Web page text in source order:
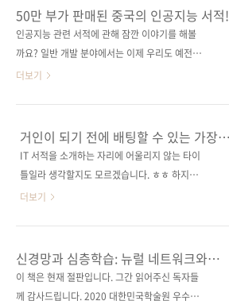
30,000원ISBN 979-11-88621-98-9(93000)
키워드 머신러닝 / 딥러닝 / 인공지능 / 신경망 /
베이지안 ..
스] [알라딘] [영풍문고] [예스이십사] [인터파
크] [쿠팡] 전자책 구매 사이트(가나다순)[교보문
고] [구글북스] [리디북스] [알라딘] [예스이십
Bleeding Edge Press원서명 Deep Learning
In The Browser(원서 ISBN:
이 사사키, 크리스토프 코너, 레이이치로 나카노
역자명 이수진출판일 2020년 2월 20일페이지
244쪽시리즈 I♥A.I. 23(아이러브..
50만 부가 판매된 중국의 인공지능 서적!
인공지능 관련 서적에 관해 잠깐 이야기를 해볼
까요? 일반 개발 분야에서는 이제 우리도 예전에
비해 좋은 책들을 많이 펴내고 있는 것 같습니다.
동물책(O'Reilly) 일색이었던 적도 있었지만, 그
에 비해 요즘은 IT의 다양한 영역에서 훌륭한 국
내서들이 나오고 있고 또 독자들로부터도 많은
아직도 이전 시절을 보는 것 같습니다. 최근 들어
서야 국내 저자들이 집필한 인공지능 관련 서적
국과 일본의 책들이 대부분입니다. 그만큼 관련
기술력이 높았을 뿐만 아니라 이를 책으로 만드
더보기
거인이 되기 전에 배팅할 수 있는 가장
좋은 시간!
IT 서적을 소개하는 자리에 어울리지 않는 타이
틀일라 생각할지도 모르겠습니다. ㅎㅎ 하지만
저자들은 "딥러닝"과 "웹 개발" 두 기술 모두 성
만들 수 있다고 강조합니다. 따라서 미래를 위해
서는 지금 이 두 기술을 배우고 접목할 수 있는
능력을 키워야 한다고 합니다. 그럼, 저자들의 조
더보기
신경망과 심층학습: 뉴럴 네트워크와
딥러닝 교과서
이 책은 현재 절판입니다. 그간 읽어주신 독자들
께 감사드립니다. 2020 대한민국학술원 우수학